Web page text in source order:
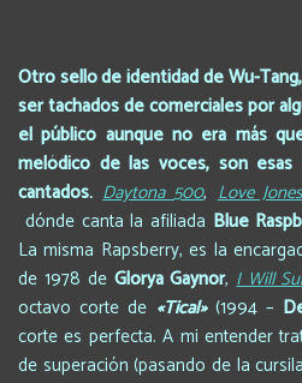
Otro sello de identidad de Wu-
ser tachados de comerciales por
el público aunque no era más
melódico de las voces, son
cantados. Daytona 500,Love Jones
dónde canta la afiliada Blue
La misma Rapsberry, es la
de 1978 deGlorya Gaynor,I Will
octavo corte de «Tical»(1994 –
corte es perfecta. A mi entender
de superación (pasando de la